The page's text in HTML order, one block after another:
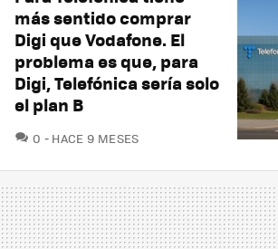
más sentido comprar
Digi que Vodafone. El
problema es que, para
Digi, Telefónica sería solo
el plan B
0 COMENTARIOS
HACE 9 MESES